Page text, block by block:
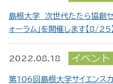
島根大学 次世代たたら協創
ォーラム」を開催します【8/25】
2022.08.18
第106回島根大学サイエンス